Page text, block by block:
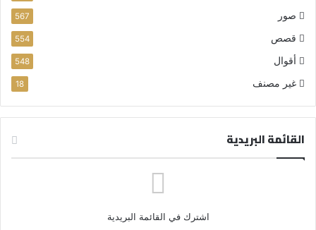
صور 567
قصص 554
أقوال 548
غير مصنف 18
القائمة البريدية
اشترك في القائمة البريدية